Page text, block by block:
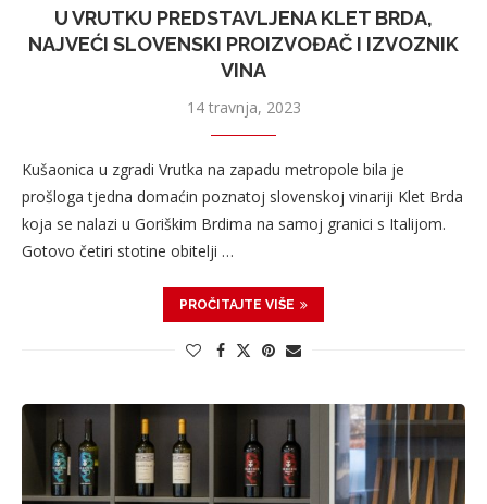
U VRUTKU PREDSTAVLJENA KLET BRDA,
NAJVEĆI SLOVENSKI PROIZVOĐAČ I IZVOZNIK
VINA
14 travnja, 2023
Kušaonica u zgradi Vrutka na zapadu metropole bila je
prošloga tjedna domaćin poznatoj slovenskoj vinariji Klet Brda
koja se nalazi u Goriškim Brdima na samoj granici s Italijom.
Gotovo četiri stotine obitelji …
PROČITAJTE VIŠE